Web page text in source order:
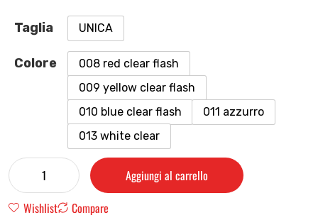
Taglia UNICA
Colore
008 red clear flash
009 yellow clear flash
010 blue clear flash
011 azzurro
013 white clear
Aggiungi al carrello
Wishlist
Compare